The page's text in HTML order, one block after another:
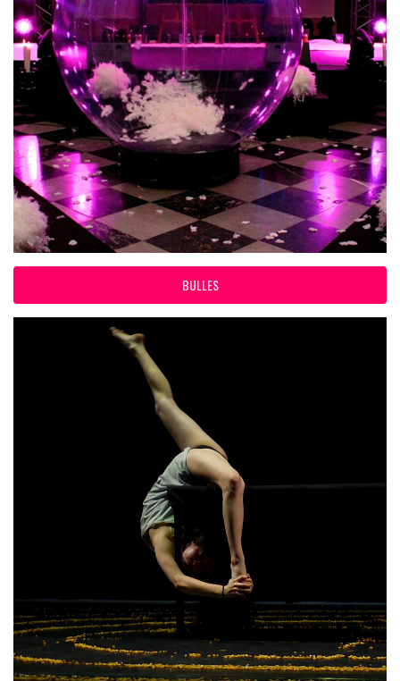
BULLES